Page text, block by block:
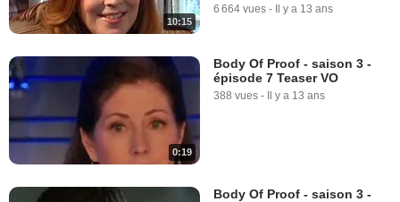
10:15
6 664 vues - Il y a 13 ans
0:19
Body Of Proof - saison 3 -
épisode 7 Teaser VO
388 vues - Il y a 13 ans
Body Of Proof - saison 3 -